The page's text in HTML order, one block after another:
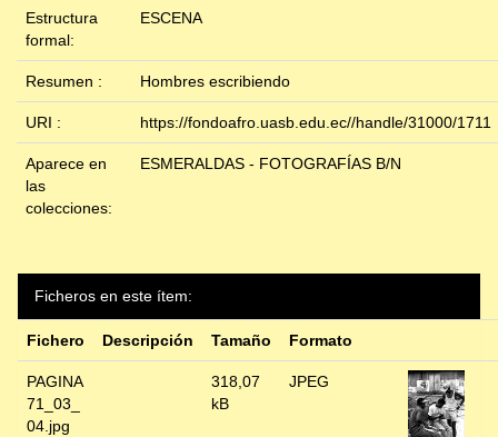
Estructura
formal:
ESCENA
Resumen : Hombres escribiendo
URI : https://fondoafro.uasb.edu.ec//handle/31000/1711
Aparece en
las
colecciones:
ESMERALDAS - FOTOGRAFÍAS B/N
Ficheros en este ítem:
Fichero Descripción Tamaño Formato
PAGINA
71_03_
04.jpg
318,07
kB
JPEG